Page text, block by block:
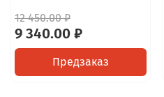
12 450.00 ₽
9 340.00 ₽
Предзаказ